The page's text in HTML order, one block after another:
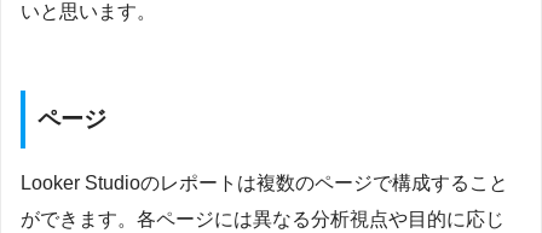
いと思います。
ページ
Looker Studioのレポートは複数のページで構成すること
ができます。各ページには異なる分析視点や目的に応じ